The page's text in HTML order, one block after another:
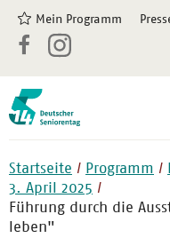
Mein Programm
Startseite Programm
3. April 2025
Führung durch die
leben"